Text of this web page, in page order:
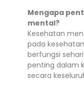
Mengapa
mental?
Kesehatan
pada
berfungsi
penting dalam
secara